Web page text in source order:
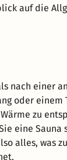
auf die
nach einer
oder einem
zu
eine
alles, was